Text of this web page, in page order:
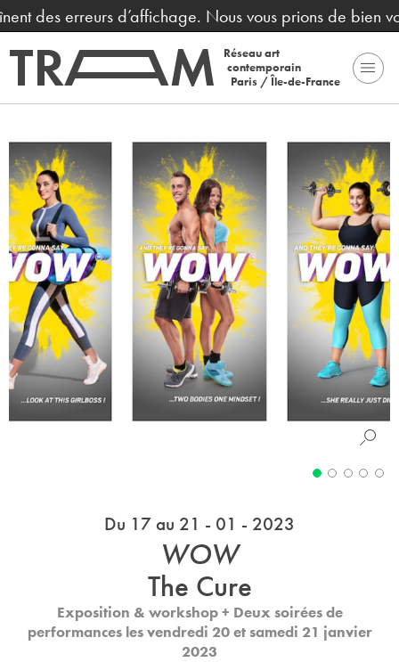
des erreurs d’affichage. Nous vous prions de bien
Réseau art
contemporain
Paris / Île-de-France
Du 17 au 21 - 01 - 2023
WOW
The Cure
Exposition & workshop+ Deux soirées de
performances les vendredi 20 et samedi 21 janvier
2023